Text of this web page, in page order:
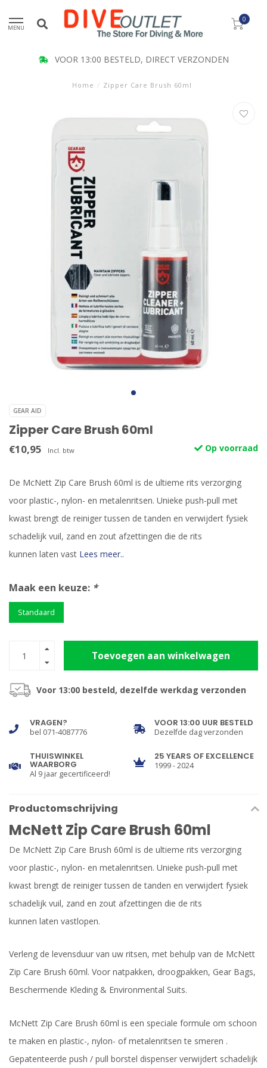
MENU
0
VOOR 13:00 BESTELD, DIRECT VERZONDEN
Home / Zipper Care Brush 60ml
GEAR AID
Zipper Care Brush 60ml
€10,95 Incl. btw Op voorraad
De McNett Zip Care Brush 60ml is de ultieme rits verzorging
voor plastic-, nylon- en metalenritsen. Unieke push-pull met
kwast brengt de reiniger tussen de tanden en verwijdert fysiek
schadelijk vuil, zand en zout afzettingen die de rits
kunnen laten vast Lees meer..
Maak een keuze: *
Standaard
Toevoegen aan winkelwagen
Voor 13:00 besteld, dezelfde werkdag verzonden
VRAGEN?
bel 071-4087776
VOOR 13:00 UUR BESTELD
Dezelfde dag verzonden
THUISWINKEL
WAARBORG
Al 9 jaar gecertificeerd!
25 YEARS OF EXCELLENCE
1999 - 2024
Productomschrijving
McNett Zip Care Brush 60ml
De McNett Zip Care Brush 60ml is de ultieme rits verzorging
voor plastic-, nylon- en metalenritsen. Unieke push-pull met
kwast brengt de reiniger tussen de tanden en verwijdert fysiek
schadelijk vuil, zand en zout afzettingen die de rits
kunnen laten vastlopen.
Verleng de levensduur van uw ritsen, met behulp van de McNett
Zip Care Brush 60ml. Voor natpakken, droogpakken, Gear Bags,
Beschermende Kleding & Environmental Suits.
McNett Zip Care Brush 60ml is een speciale formule om schoon
te maken en plastic-, nylon- of metalenritsen te smeren .
Gepatenteerde push / pull borstel dispenser verwijdert schadelijk